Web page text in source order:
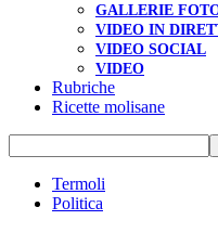
GALLERIE
VIDEO IN
VIDEO SOCIAL
VIDEO
Rubriche
Ricette molisane
Termoli
Politica